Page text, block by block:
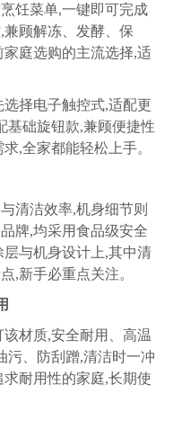
饪菜单,一键即可完成
顾解冻、发酵、保
庭选购的主流选择,适
择电子触控式,适配更
基础旋钮款,兼顾便捷性
,全家都能轻松上手。
清洁效率,机身细节则
牌,均采用食品级安全
与机身设计上,其中清
,新手必重点关注。
材质,安全耐用、高温
污、防刮蹭,清洁时一冲
耐用性的家庭,长期使